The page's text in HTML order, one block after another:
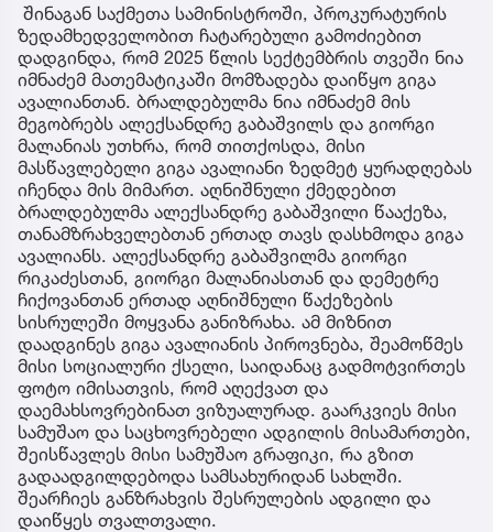
შინაგან საქმეთა სამინისტროში, პროკურატურის
ზედამხედველობით ჩატარებული გამოძიებით
დადგინდა, რომ 2025 წლის სექტემბრის თვეში ნია
იმნაძემ მათემატიკაში მომზადება დაიწყო გიგა
ავალიანთან. ბრალდებულმა ნია იმნაძემ მის
მეგობრებს ალექსანდრე გაბაშვილს და გიორგი
მალანიას უთხრა, რომ თითქოსდა, მისი
მასწავლებელი გიგა ავალიანი ზედმეტ ყურადღებას
იჩენდა მის მიმართ. აღნიშნული ქმედებით
ბრალდებულმა ალექსანდრე გაბაშვილი წააქეზა,
თანამზრახველებთან ერთად თავს დასხმოდა გიგა
ავალიანს. ალექსანდრე გაბაშვილმა გიორგი
რიკაძესთან, გიორგი მალანიასთან და დემეტრე
ჩიქოვანთან ერთად აღნიშნული წაქეზების
სისრულეში მოყვანა განიზრახა. ამ მიზნით
დაადგინეს გიგა ავალიანის პიროვნება, შეამოწმეს
მისი სოციალური ქსელი, საიდანაც გადმოტვირთეს
ფოტო იმისათვის, რომ აღექვათ და
დაემახსოვრებინათ ვიზუალურად. გაარკვიეს მისი
სამუშაო და საცხოვრებელი ადგილის მისამართები,
შეისწავლეს მისი სამუშაო გრაფიკი, რა გზით
გადაადგილდებოდა სამსახურიდან სახლში.
შეარჩიეს განზრახვის შესრულების ადგილი და
დაიწყეს თვალთვალი.